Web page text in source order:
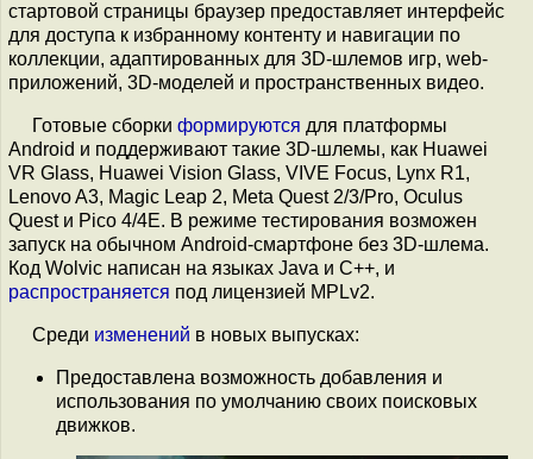
стартовой страницы браузер предоставляет интерфейс
для доступа к избранному контенту и навигации по
коллекции, адаптированных для 3D-шлемов игр, web-
приложений, 3D-моделей и пространственных видео.
Готовые сборки формируются для платформы
Android и поддерживают такие 3D-шлемы, как Huawei
VR Glass, Huawei Vision Glass, VIVE Focus, Lynx R1,
Lenovo A3, Magic Leap 2, Meta Quest 2/3/Pro, Oculus
Quest и Pico 4/4E. В режиме тестирования возможен
запуск на обычном Android-смартфоне без 3D-шлема.
Код Wolvic написан на языках Java и C++, и
распространяется под лицензией MPLv2.
Среди изменений в новых выпусках:
Предоставлена возможность добавления и
использования по умолчанию своих поисковых
движков.